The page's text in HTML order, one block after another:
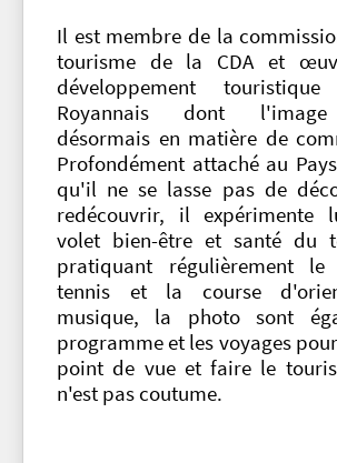
Il est membre de la
tourisme de la CDA et
développement
Royannais dont
désormais en matière de
Profondément attaché au
qu'il ne se lasse pas de
redécouvrir, il expérimente
volet bien-être et santé du
pratiquant régulièrement
tennis et la course
musique, la photo sont
programme et les voyages
point de vue et faire le
n'est pas coutume.